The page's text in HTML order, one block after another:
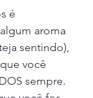
é
aroma
sentindo),
você
sempre.